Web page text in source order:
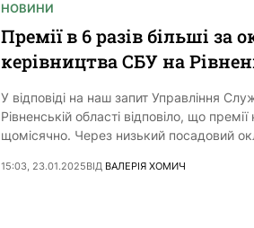
НОВИНИ
Премії в 6 разів більші за
керівництва СБУ на
У відповіді на наш запит Управління
Рівненській області відповіло, що
щомісячно. Через низький посадовий
15:03, 23.01.2025ВІД ВАЛЕРІЯ ХОМИЧ